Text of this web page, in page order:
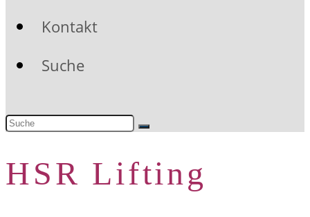
Kontakt
Suche
Submit
HSR Lifting